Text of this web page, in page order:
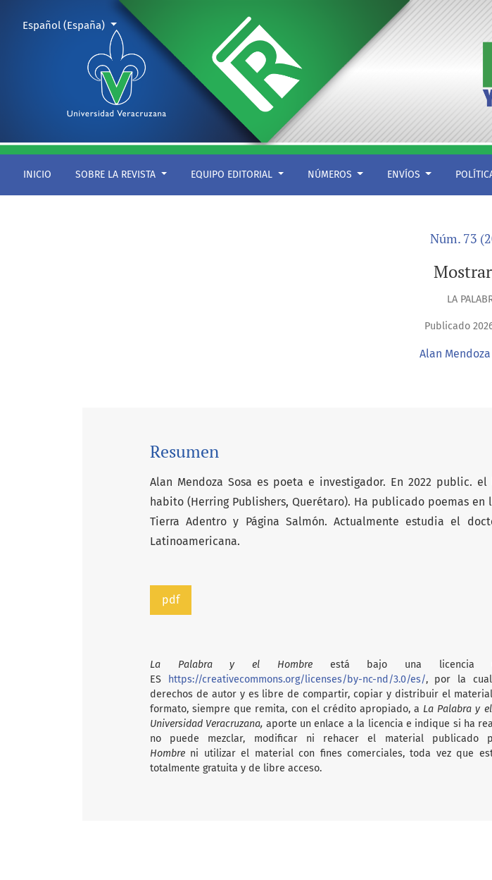
INICIO SOBRE LA REVISTA EQUIPO EDITORIAL NÚMEROS ENVÍOS
Cambiar el idioma. El actual es:
Español (España)
Núm. 73
LA
Publicado
Alan Mendoza
Resumen
Alan Mendoza Sosa es poeta e investigador. En 2022 public.
habito (Herring Publishers, Querétaro). Ha publicado poemas en
Tierra Adentro y Página Salmón. Actualmente estudia el
Latinoamericana.
pdf
La Palabra y el Hombreestá bajo una licencia
ES
https://creativecommons.org/licenses/by-nc-nd/3.0/es/, por la cual
derechos de autor y es libre de compartir, copiar y distribuir el
formato, siempre que remita, con el crédito apropiado, a La Palabra y
Universidad Veracruzana, aporte un enlace a la licencia e indique si ha
no puede mezclar, modificar ni rehacer el material publicado
Hombre ni utilizar el material con fines comerciales, toda vez que
totalmente gratuita y de libre acceso.